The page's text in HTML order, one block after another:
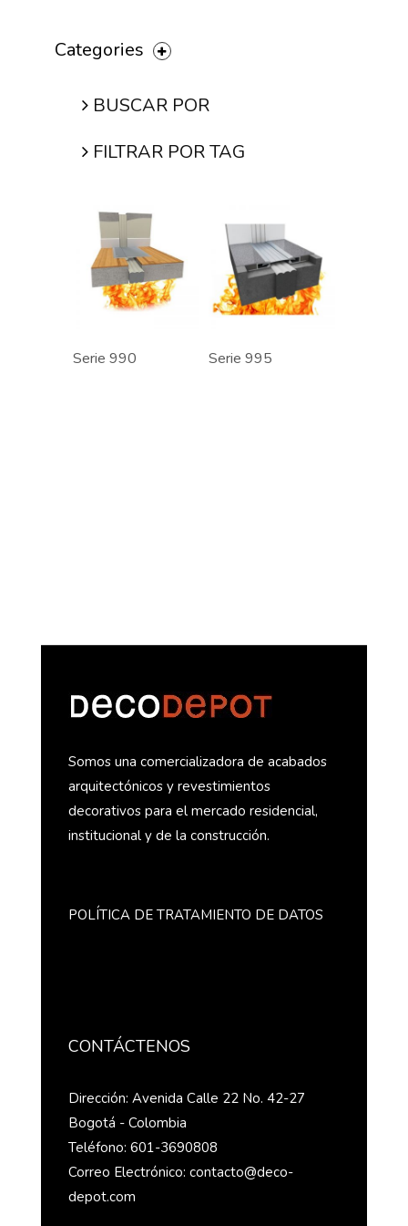
Categories
BUSCAR POR
FILTRAR POR TAG
Serie 990 Serie 995
Somos una comercializadora de acabados
arquitectónicos y revestimientos
decorativos para el mercado residencial,
institucional y de la construcción.
POLÍTICA DE TRATAMIENTO DE DATOS
CONTÁCTENOS
Dirección: Avenida Calle 22 No. 42-27
Bogotá - Colombia
Teléfono: 601-3690808
Correo Electrónico: contacto@deco-
depot.com